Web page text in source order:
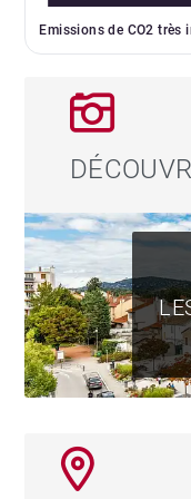
exposé sont
Emissions de CO2 très